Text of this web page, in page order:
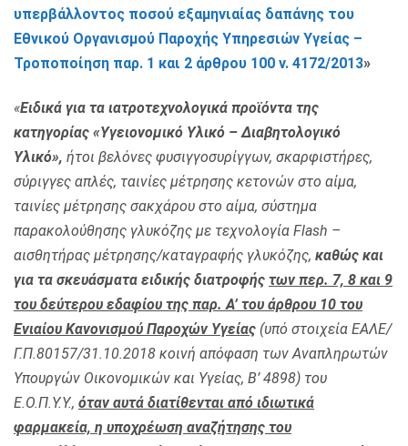
υπερβάλλοντος ποσού εξαμηνιαίας δαπάνης του
Εθνικού Οργανισμού Παροχής Υπηρεσιών Υγείας –
Τροποποίηση παρ. 1 και 2 άρθρου 100 ν. 4172/2013»
«Ειδικά για τα ιατροτεχνολογικά προϊόντα της
κατηγορίας «Υγειονομικό Υλικό – Διαβητολογικό
Υλικό», ήτοι βελόνες φυσιγγοσυρίγγων, σκαρφιστήρες,
σύριγγες απλές, ταινίες μέτρησης κετονών στο αίμα,
ταινίες μέτρησης σακχάρου στο αίμα, σύστημα
παρακολούθησης γλυκόζης με τεχνολογία Flash –
αισθητήρας μέτρησης/καταγραφής γλυκόζης, καθώς και
για τα σκευάσματα ειδικής διατροφής των περ. 7, 8 και 9
του δεύτερου εδαφίου της παρ. Α’ του άρθρου 10 του
Ενιαίου Κανονισμού Παροχών Υγείας (υπό στοιχεία ΕΑΛΕ/
Γ.Π.80157/31.10.2018 κοινή απόφαση των Αναπληρωτών
Υπουργών Οικονομικών και Υγείας, Β’ 4898) του
Ε.Ο.Π.Υ.Υ., όταν αυτά διατίθενται από ιδιωτικά
φαρμακεία, η υποχρέωση αναζήτησης του